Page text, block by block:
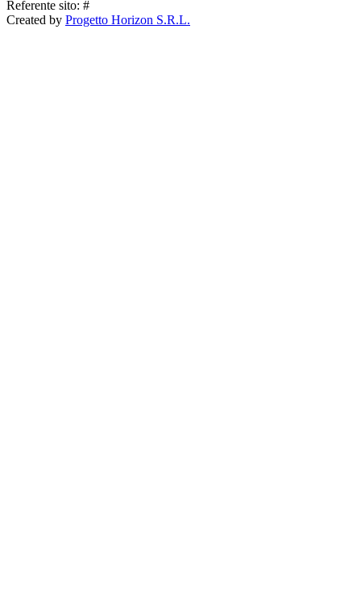
Referente sito: #
Created by Progetto Horizon S.R.L.